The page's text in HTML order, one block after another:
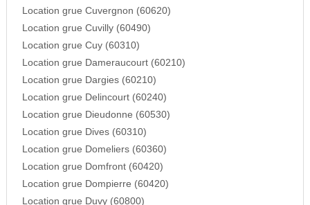
Location grue Cuvergnon (60620)
Location grue Cuvilly (60490)
Location grue Cuy (60310)
Location grue Dameraucourt (60210)
Location grue Dargies (60210)
Location grue Delincourt (60240)
Location grue Dieudonne (60530)
Location grue Dives (60310)
Location grue Domeliers (60360)
Location grue Domfront (60420)
Location grue Dompierre (60420)
Location grue Duvy (60800)